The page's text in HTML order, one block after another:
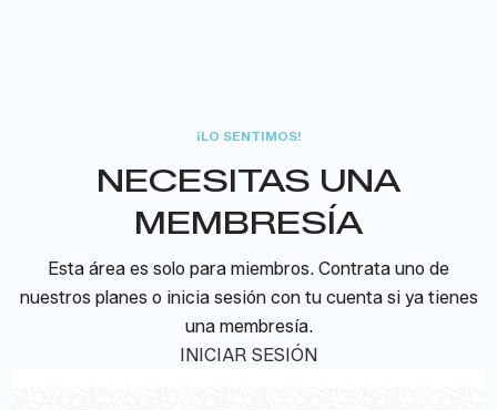
¡LO SENTIMOS!
NECESITAS UNA
MEMBRESÍA
Esta área es solo para miembros. Contrata uno de
nuestros planes o inicia sesión con tu cuenta si ya tienes
una membresía.
INICIAR SESIÓN